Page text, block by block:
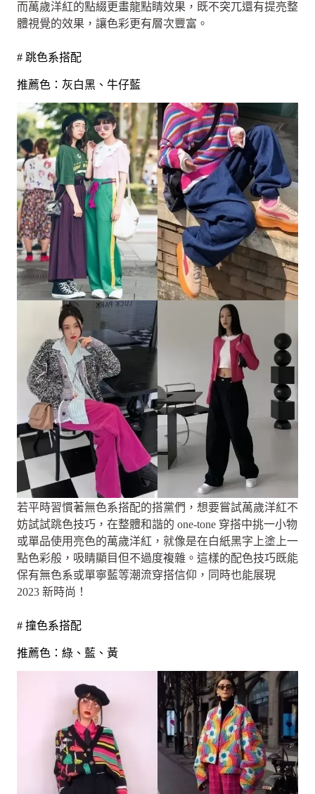
而萬歲洋紅的點綴更畫龍點睛效果，既不突兀還有提亮整
體視覺的效果，讓色彩更有層次豐富。
# 跳色系搭配
推薦色：灰白黑、牛仔藍
若平時習慣著無色系搭配的搭黨們，想要嘗試萬歲洋紅不
妨試試跳色技巧，在整體和諧的 one-tone 穿搭中挑一小物
或單品使用亮色的萬歲洋紅，就像是在白紙黑字上塗上一
點色彩般，吸睛顯目但不過度複雜。這樣的配色技巧既能
保有無色系或單寧藍等潮流穿搭信仰，同時也能展現
2023 新時尚！
# 撞色系搭配
推薦色：綠、藍、黃